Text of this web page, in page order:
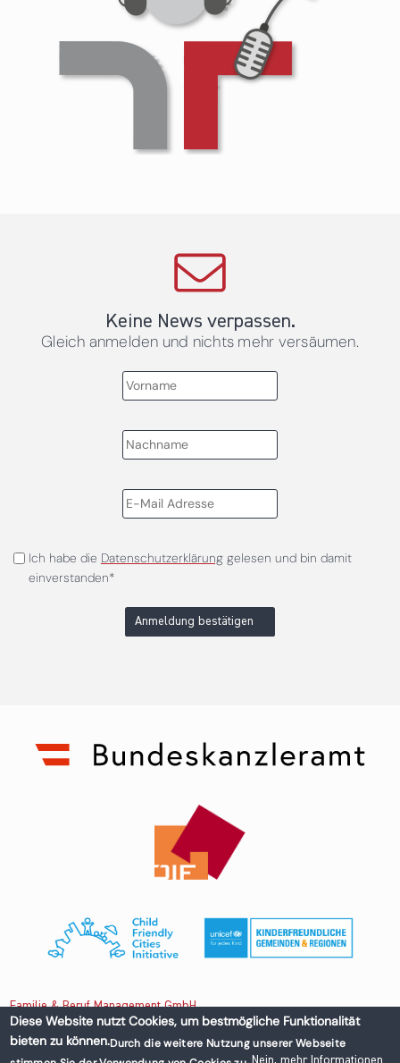
Keine News verpassen.
Gleich anmelden und nichts mehr versäumen.
Ich habe die Datenschutzerklärunggelesen und bin damit
einverstanden*
Anmeldung bestätigen
Familie & Beruf Management GmbH
Untere Donaustraße 13-15/3 1020 Wien, Austria
Diese Website nutzt Cookies, um bestmögliche Funktionalität
bieten zu können.Durch die weitere Nutzung unserer Webseite
Nein, mehr Informationen